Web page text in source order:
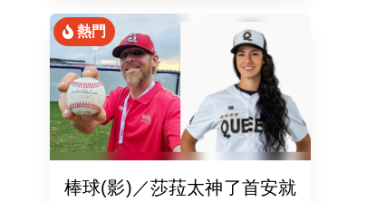
熱門
棒球(影)／莎菈太神了首安就